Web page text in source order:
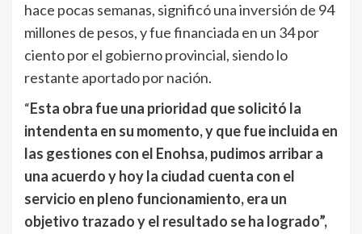
hace pocas semanas, significó una inversión de 94
millones de pesos, y fue financiada en un 34 por
ciento por el gobierno provincial, siendo lo
restante aportado por nación.
“Esta obra fue una prioridad que solicitó la
intendenta en su momento, y que fue incluida en
las gestiones con el Enohsa, pudimos arribar a
una acuerdo y hoy la ciudad cuenta con el
servicio en pleno funcionamiento, era un
objetivo trazado y el resultado se ha logrado”,